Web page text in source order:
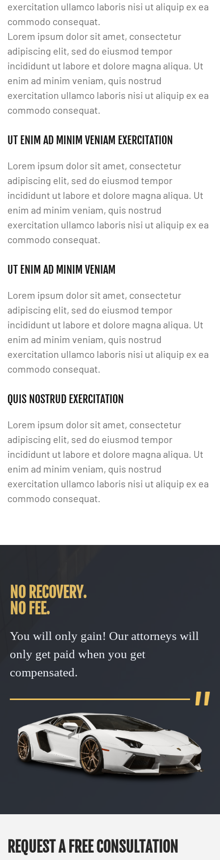
exercitation ullamco laboris nisi ut aliquip ex ea
commodo consequat.
Lorem ipsum dolor sit amet, consectetur
adipiscing elit, sed do eiusmod tempor
incididunt ut labore et dolore magna aliqua. Ut
enim ad minim veniam, quis nostrud
exercitation ullamco laboris nisi ut aliquip ex ea
commodo consequat.
UT ENIM AD MINIM VENIAM EXERCITATION
Lorem ipsum dolor sit amet, consectetur
adipiscing elit, sed do eiusmod tempor
incididunt ut labore et dolore magna aliqua. Ut
enim ad minim veniam, quis nostrud
exercitation ullamco laboris nisi ut aliquip ex ea
commodo consequat.
UT ENIM AD MINIM VENIAM
Lorem ipsum dolor sit amet, consectetur
adipiscing elit, sed do eiusmod tempor
incididunt ut labore et dolore magna aliqua. Ut
enim ad minim veniam, quis nostrud
exercitation ullamco laboris nisi ut aliquip ex ea
commodo consequat.
QUIS NOSTRUD EXERCITATION
Lorem ipsum dolor sit amet, consectetur
adipiscing elit, sed do eiusmod tempor
incididunt ut labore et dolore magna aliqua. Ut
enim ad minim veniam, quis nostrud
exercitation ullamco laboris nisi ut aliquip ex ea
commodo consequat.
NO RECOVERY.
NO FEE.
You will only gain! Our attorneys will
only get paid when you get
compensated.
REQUEST A FREE CONSULTATION